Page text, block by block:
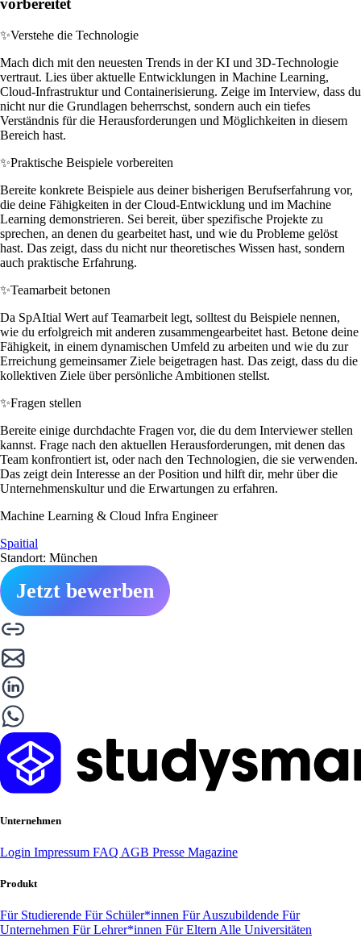
vorbereitet
✨Verstehe die Technologie
Mach dich mit den neuesten Trends in der KI und 3D-Technologie
vertraut. Lies über aktuelle Entwicklungen in Machine Learning,
Cloud-Infrastruktur und Containerisierung. Zeige im Interview, dass du
nicht nur die Grundlagen beherrschst, sondern auch ein tiefes
Verständnis für die Herausforderungen und Möglichkeiten in diesem
Bereich hast.
✨Praktische Beispiele vorbereiten
Bereite konkrete Beispiele aus deiner bisherigen Berufserfahrung vor,
die deine Fähigkeiten in der Cloud-Entwicklung und im Machine
Learning demonstrieren. Sei bereit, über spezifische Projekte zu
sprechen, an denen du gearbeitet hast, und wie du Probleme gelöst
hast. Das zeigt, dass du nicht nur theoretisches Wissen hast, sondern
auch praktische Erfahrung.
✨Teamarbeit betonen
Da SpAItial Wert auf Teamarbeit legt, solltest du Beispiele nennen,
wie du erfolgreich mit anderen zusammengearbeitet hast. Betone deine
Fähigkeit, in einem dynamischen Umfeld zu arbeiten und wie du zur
Erreichung gemeinsamer Ziele beigetragen hast. Das zeigt, dass du die
kollektiven Ziele über persönliche Ambitionen stellst.
✨Fragen stellen
Bereite einige durchdachte Fragen vor, die du dem Interviewer stellen
kannst. Frage nach den aktuellen Herausforderungen, mit denen das
Team konfrontiert ist, oder nach den Technologien, die sie verwenden.
Das zeigt dein Interesse an der Position und hilft dir, mehr über die
Unternehmenskultur und die Erwartungen zu erfahren.
Machine Learning & Cloud Infra Engineer
Spaitial
Standort: München
Jetzt bewerben
Unternehmen
Login Impressum FAQ AGB Presse Magazine
Produkt
Für Studierende Für Schüler*innen Für Auszubildende Für
Unternehmen Für Lehrer*innen Für Eltern Alle Universitäten